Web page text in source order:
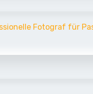
Fotograf für